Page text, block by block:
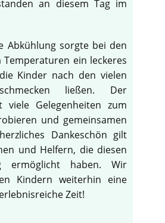
an diesem Tag im
Abkühlung sorgte bei den
ein leckeres
Kinder nach den vielen
ließen. Der
viele Gelegenheiten zum
und gemeinsamen
Dankeschön gilt
und Helfern, die diesen
ermöglicht haben. Wir
Kindern weiterhin eine
Zeit!